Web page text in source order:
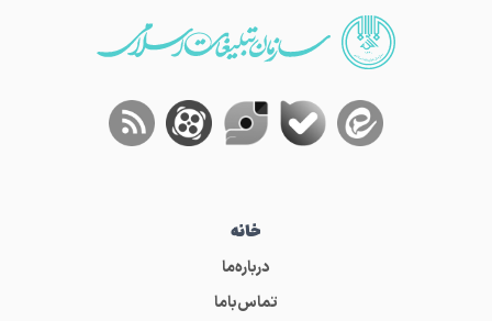
خانه
درباره‌ما
تماس‌باما